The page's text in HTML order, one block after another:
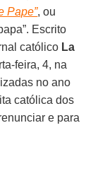
Pape”, ou
Escrito
católico La
feira, 4, na
no ano
católica dos
e para